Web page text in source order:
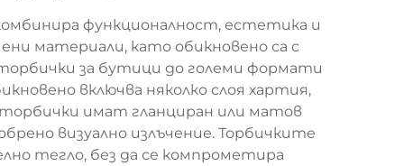
функционалност, естетика и
материали, като обикновено са с
за бутици до големи формати
включва няколко слоя хартия,
имат гланциран или матов
визуално излъчение. Торбичките
тегло, без да се компрометира